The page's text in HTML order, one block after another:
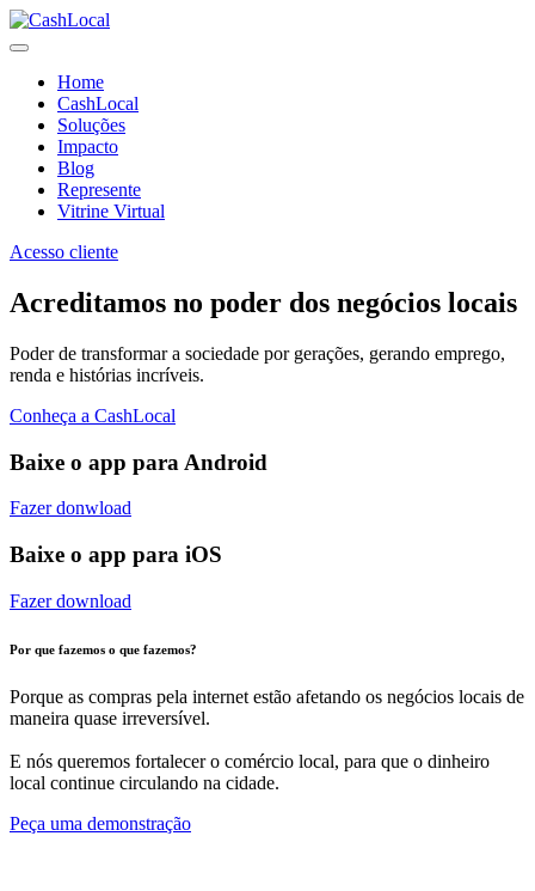
Home
CashLocal
Soluções
Impacto
Blog
Represente
Vitrine Virtual
Acesso cliente
Acreditamos no poder dos negócios locais
Poder de transformar a sociedade por gerações, gerando emprego,
renda e histórias incríveis.
Conheça a CashLocal
Baixe o app para Android
Fazer donwload
Baixe o app para iOS
Fazer download
Por que fazemos o que fazemos?
Porque as compras pela internet estão afetando os negócios locais de
maneira quase irreversível.
E nós queremos fortalecer o comércio local, para que o dinheiro
local continue circulando na cidade.
Peça uma demonstração